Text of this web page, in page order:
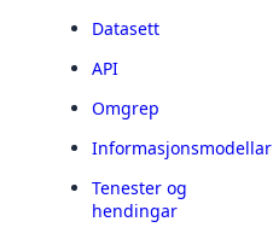
Datasett
API
Omgrep
Informasjonsmodellar
Tenester og
hendingar